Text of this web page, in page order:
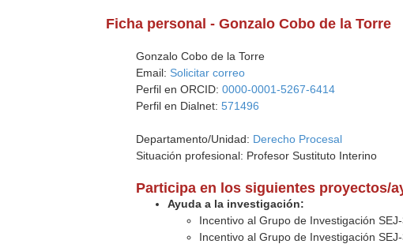
Ficha personal - Gonzalo Cobo de la Torre
Gonzalo Cobo de la Torre
Email: Solicitar correo
Perfil en ORCID:0000-0001-5267-6414
Perfil en Dialnet:571496
Departamento/Unidad: Derecho Procesal
Situación profesional: Profesor Sustituto Interino
Participa en los siguientes proyectos/
Ayuda a la investigación:
Incentivo al Grupo de Investigación
Incentivo al Grupo de Investigación